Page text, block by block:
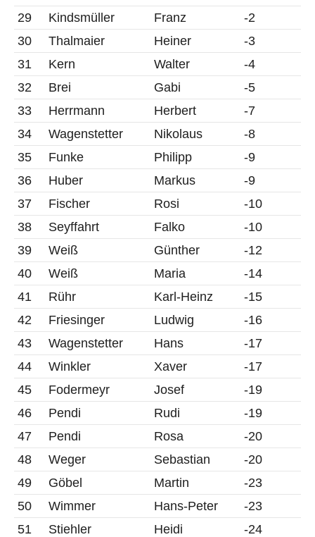
29
Kindsmüller Franz
-2
30
Thalmaier Heiner
-3
31
Kern Walter
-4
32
Brei Gabi
-5
33
Herrmann Herbert
-7
34
Wagenstetter Nikolaus
-8
35
Funke Philipp
-9
36
Huber Markus
-9
37
Fischer Rosi
-10
38
Seyffahrt Falko
-10
39
Weiß Günther
-12
40
Weiß Maria
-14
41
Rühr Karl-Heinz
-15
42
Friesinger Ludwig
-16
43
Wagenstetter Hans
-17
44
Winkler Xaver
-17
45
Fodermeyr Josef
-19
46
Pendi Rudi
-19
47
Pendi Rosa
-20
48
Weger Sebastian
-20
49
Göbel Martin
-23
50
Wimmer Hans-Peter
-23
51
Stiehler Heidi
-24